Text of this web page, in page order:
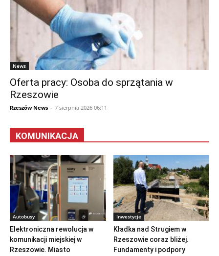
News
Oferta pracy: Osoba do sprzątania w
Rzeszowie
Rzeszów News - 7 sierpnia 2026 06:11
KOMUNIKACJA
Autobusy
Elektroniczna rewolucja w
komunikacji miejskiej w
Rzeszowie. Miasto
Inwestycje
Kładka nad Strugiem w
Rzeszowie coraz bliżej.
Fundamenty i podpory